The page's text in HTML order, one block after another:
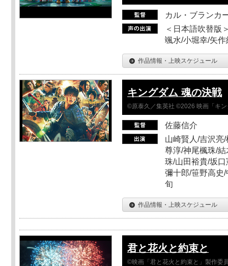
カル・ブランカ
＜日本語吹替版
颯水/小堀幸/矢作
作品情報・上映スケジュール
キングダム 魂の決戦
©原泰久／集英社 ©2026 映画「キ
佐藤信介
山崎賢人/吉沢亮
尊淳/神尾楓珠/
珠/山田裕貴/坂
彌十郎/笹野高史
旬
作品情報・上映スケジュール
君と花火と約束と
©映画「君と花火と約束と」製作委